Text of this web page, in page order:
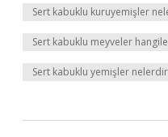
Sert kabuklu kuruyemişler
Sert kabuklu meyveler
Sert kabuklu yemişler nelerdir